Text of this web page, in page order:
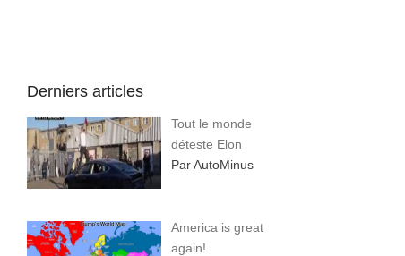
Derniers articles
Tout le monde
déteste Elon
Par AutoMinus
America is great
again!